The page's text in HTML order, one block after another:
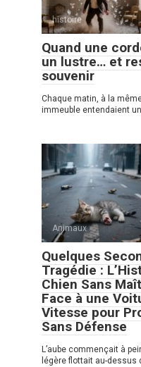
histoire
Quand une
un lustre… et
souvenir
Chaque matin, à la
immeuble entendaient
Animaux
Quelques
Tragédie :
Chien Sans
Face à une
Vitesse pour
Sans Défense
L’aube commençait à
légère flottait au-dessus